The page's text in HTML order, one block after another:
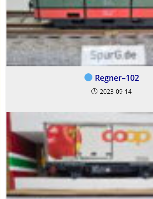
Regner–102
2023-09-14